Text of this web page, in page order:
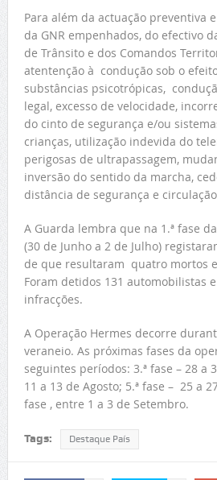
Para além da actuação preventiva
da GNR empenhados, do efectivo
de Trânsito e dos Comandos
atentenção à condução sob o
substâncias psicotrópicas,
legal, excesso de velocidade,
do cinto de segurança e/ou
crianças, utilização indevida do
perigosas de ultrapassagem,
inversão do sentido da marcha,
distância de segurança e
A Guarda lembra que na 1.ª fase
(30 de Junho a 2 de Julho)
de que resultaram quatro mortos
Foram detidos 131 automobilistas
infracções.
A Operação Hermes decorre
veraneio. As próximas fases da
seguintes períodos: 3.ª fase – 28 a
11 a 13 de Agosto; 5.ª fase – 25 a
fase , entre 1 a 3 de Setembro.
Tags: Destaque País